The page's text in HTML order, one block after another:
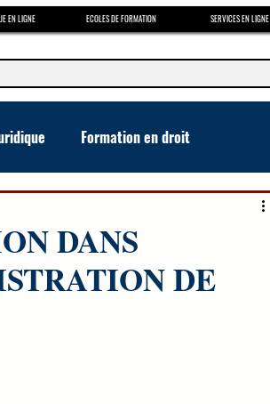
EN LIGNE ECOLES DE FORMATION SERVICES EN LIGNE
Formation en droit
DANS
DE